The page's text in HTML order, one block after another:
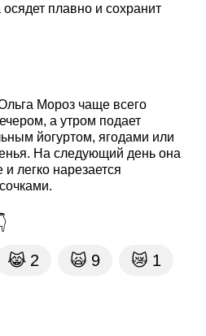
осядет плавно и сохранит
Мороз чаще всего
а утром подает
йогуртом, ягодами или
На следующий день она
легко нарезается
😹 2 🙀 9 😿 1